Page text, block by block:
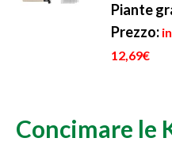
Piante
Prezzo:
12,69€
Concimare le